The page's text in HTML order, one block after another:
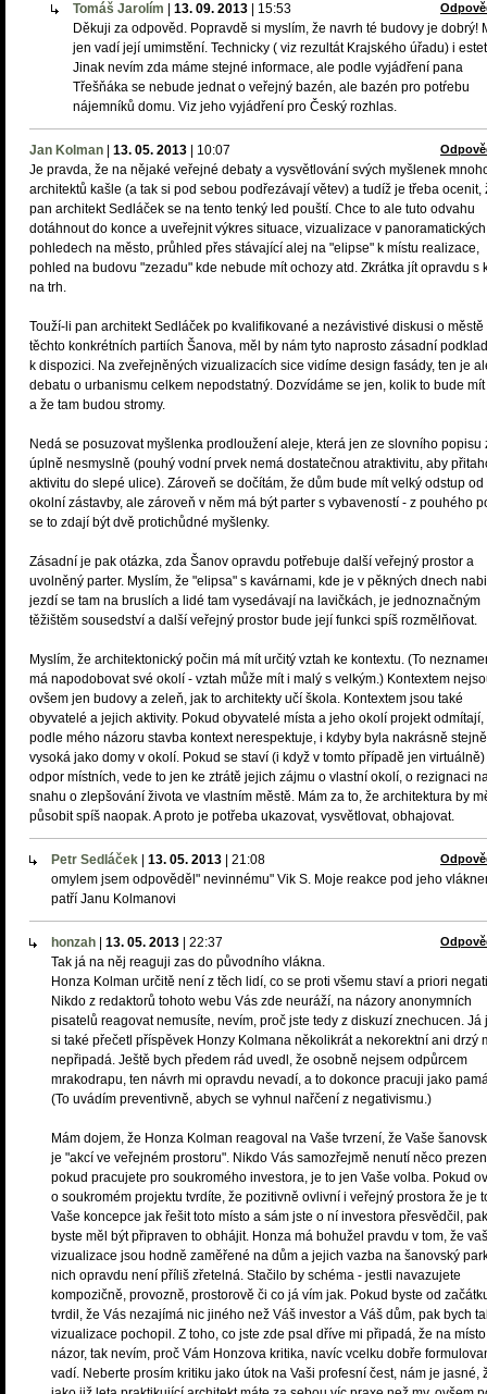
Tomáš Jarolím 13. 09. 2013 15:53
Děkuji za odpověd. Popravdě si myslím, že navrh té budovy je dobrý!
jen vadí její umimstění. Technicky ( viz rezultát Krajského úřadu) i
Jinak nevím zda máme stejné informace, ale podle vyjádření pana
Třešňáka se nebude jednat o veřejný bazén, ale bazén pro potŕebu
nájemníků domu. Viz jeho vyjádření pro Český rozhlas.
Jan Kolman 13. 05. 2013 10:07
Je pravda, že na nějaké veřejné debaty a vysvětlování svých myšlenek
architektů kašle (a tak si pod sebou podřezávají větev) a tudíž je třeba ocenit,
pan architekt Sedláček se na tento tenký led pouští. Chce to ale tuto odvahu
dotáhnout do konce a uveřejnit výkres situace, vizualizace v panoramatických
pohledech na město, průhled přes stávající alej na "elipse" k místu realizace,
pohled na budovu "zezadu" kde nebude mít ochozy atd. Zkrátka jít opravdu s
na trh.
Touží-li pan architekt Sedláček po kvalifikované a nezávistivé diskusi o městě
těchto konkrétních partiích Šanova, měl by nám tyto naprosto zásadní
k dispozici. Na zveřejněných vizualizacích sice vidíme design fasády, ten je
debatu o urbanismu celkem nepodstatný. Dozvídáme se jen, kolik to bude
a že tam budou stromy.
Nedá se posuzovat myšlenka prodloužení aleje, která jen ze slovního popisu
úplně nesmyslně (pouhý vodní prvek nemá dostatečnou atraktivitu, aby
aktivitu do slepé ulice). Zároveň se dočítám, že dům bude mít velký odstup od
okolní zástavby, ale zároveň v něm má být parter s vybaveností - z pouhého
se to zdají být dvě protichůdné myšlenky.
Zásadní je pak otázka, zda Šanov opravdu potřebuje další veřejný prostor a
uvolněný parter. Myslím, že "elipsa" s kavárnami, kde je v pěkných dnech
jezdí se tam na bruslích a lidé tam vysedávají na lavičkách, je jednoznačným
těžištěm sousedství a další veřejný prostor bude její funkci spíš rozmělňovat.
Myslím, že architektonický počin má mít určitý vztah ke kontextu. (To
má napodobovat své okolí - vztah může mít i malý s velkým.) Kontextem
ovšem jen budovy a zeleň, jak to architekty učí škola. Kontextem jsou také
obyvatelé a jejich aktivity. Pokud obyvatelé místa a jeho okolí projekt odmítají,
podle mého názoru stavba kontext nerespektuje, i kdyby byla nakrásně stejně
vysoká jako domy v okolí. Pokud se staví (i když v tomto případě jen
odpor místních, vede to jen ke ztrátě jejich zájmu o vlastní okolí, o rezignaci
snahu o zlepšování života ve vlastním městě. Mám za to, že architektura by
působit spíš naopak. A proto je potřeba ukazovat, vysvětlovat, obhajovat.
Petr Sedláček 13. 05. 2013 21:08
omylem jsem odpověděl" nevinnému" Vik S. Moje reakce pod jeho
patří Janu Kolmanovi
honzah 13. 05. 2013 22:37
Tak já na něj reaguji zas do původního vlákna.
Honza Kolman určitě není z těch lidí, co se proti všemu staví a priori
Nikdo z redaktorů tohoto webu Vás zde neuráží, na názory anonymních
pisatelů reagovat nemusíte, nevím, proč jste tedy z diskuzí znechucen. Já
si také přečetl příspěvek Honzy Kolmana několikrát a nekorektní ani drzý
nepřipadá. Ještě bych předem rád uvedl, že osobně nejsem odpůrcem
mrakodrapu, ten návrh mi opravdu nevadí, a to dokonce pracuji jako
(To uvádím preventivně, abych se vyhnul nařčení z negativismu.)
Mám dojem, že Honza Kolman reagoval na Vaše tvrzení, že Vaše
je "akcí ve veřejném prostoru". Nikdo Vás samozřejmě nenutí něco
pokud pracujete pro soukromého investora, je to jen Vaše volba. Pokud
o soukromém projektu tvrdíte, že pozitivně ovlivní i veřejný prostora že je
Vaše koncepce jak řešit toto místo a sám jste o ní investora přesvědčil, pak
byste měl být připraven to obhájit. Honza má bohužel pravdu v tom, že
vizualizace jsou hodně zaměřené na dům a jejich vazba na šanovský
nich opravdu není příliš zřetelná. Stačilo by schéma - jestli navazujete
kompozičně, provozně, prostorově či co já vím jak. Pokud byste od
tvrdil, že Vás nezajímá nic jiného než Váš investor a Váš dům, pak bych
vizualizace pochopil. Z toho, co jste zde psal dříve mi připadá, že na
názor, tak nevím, proč Vám Honzova kritika, navíc vcelku dobře
vadí. Neberte prosím kritiku jako útok na Vaši profesní čest, nám je jasné,